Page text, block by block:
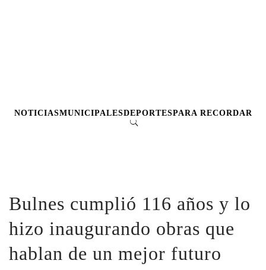
NOTICIASMUNICIPALESDEPORTESPARA RECORDAR
Bulnes cumplió 116 años y lo
hizo inaugurando obras que
hablan de un mejor futuro